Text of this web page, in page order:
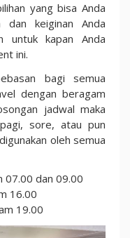
yang bisa Anda
dan keiginan Anda
untuk kapan Anda
ini.
bagi semua
dengan beragam
jadwal maka
sore, atau pun
oleh semua
07.00 dan 09.00
16.00
19.00